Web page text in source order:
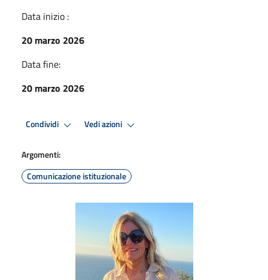
Data inizio :
20 marzo 2026
Data fine:
20 marzo 2026
Condividi Vedi azioni
Argomenti:
Comunicazione istituzionale